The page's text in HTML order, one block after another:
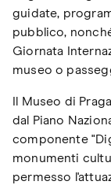
guidate,
pubblico,
Giornata
museo o
Il Museo di
dal Piano
componente
monumenti
permesso